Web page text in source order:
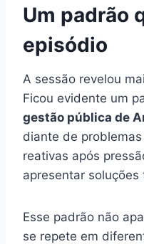
Um padrão
episódio
A sessão revelou
Ficou evidente um
gestão pública de
diante de
reativas após
apresentar
Esse padrão não
se repete em